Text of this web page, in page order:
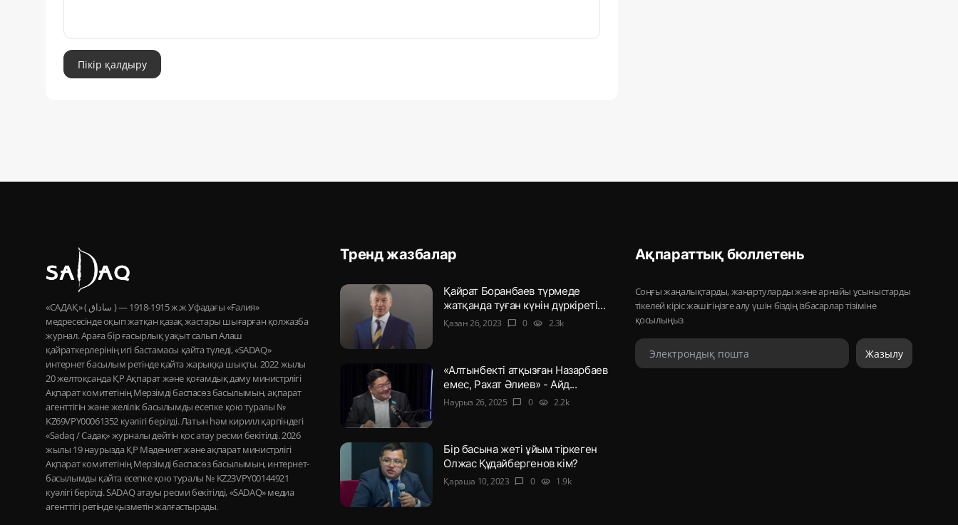
Пікір қалдыру
«САДАҚ» ( ساداق ) — 1915-1918 ж.ж Уфадағы «Ғалия»
медресесінде оқып жатқан қазақ жастары шығарған қолжазба
журнал. Араға бір ғасырлық уақыт салып Алаш
қайраткерлерінің игі бастамасы қайта түледі, «SADAQ»
интернет басылым ретінде қайта жарыққа шықты. 2022 жылы
20 желтоқсанда ҚР Ақпарат және қоғамдық даму министрлігі
Ақпарат комитетінің Мерзімді баспасөз басылымын, ақпарат
агенттігін және желілік басылымды есепке қою туралы №
KZ69VPY00061352 куәлігі берілді. Латын һәм кирилл қарпіндегі
«Sadaq / Садақ» журналы дейтін қос атау ресми бекітілді. 2026
жылы 19 наурызда ҚР Мәдениет және ақпарат министрлігі
Ақпарат комитетінің Мерзімді баспасөз басылымын, интернет-
басылымды қайта есепке қою туралы № KZ23VPY00144921
куәлігі берілді. SADAQ атауы ресми бекітілді, «SADAQ» медиа
агенттігі ретінде қызметін жалғастырады.
Тренд жазбалар
Қайрат Боранбаев түрмеде
жатқанда туған күнін дүркіреті...
Қазан 26, 2023 chat_bubble 0 visibility 2.3k
«Алтынбекті атқызған Назарбаев
емес, Рахат Әлиев» - Айд...
Наурыз 26, 2025 chat_bubble 0 visibility 2.2k
Бір басына жеті ұйым тіркеген
Олжас Құдайбергенов кім?
Қараша 10, 2023 chat_bubble 0 visibility 1.9k
Ақпараттық бюллетень
Соңғы жаңалықтарды, жаңартуларды және арнайы ұсыныстарды
тікелей кіріс жәшігіңізге алу үшін біздің ізбасарлар тізіміне
қосылыңыз
Жазылу